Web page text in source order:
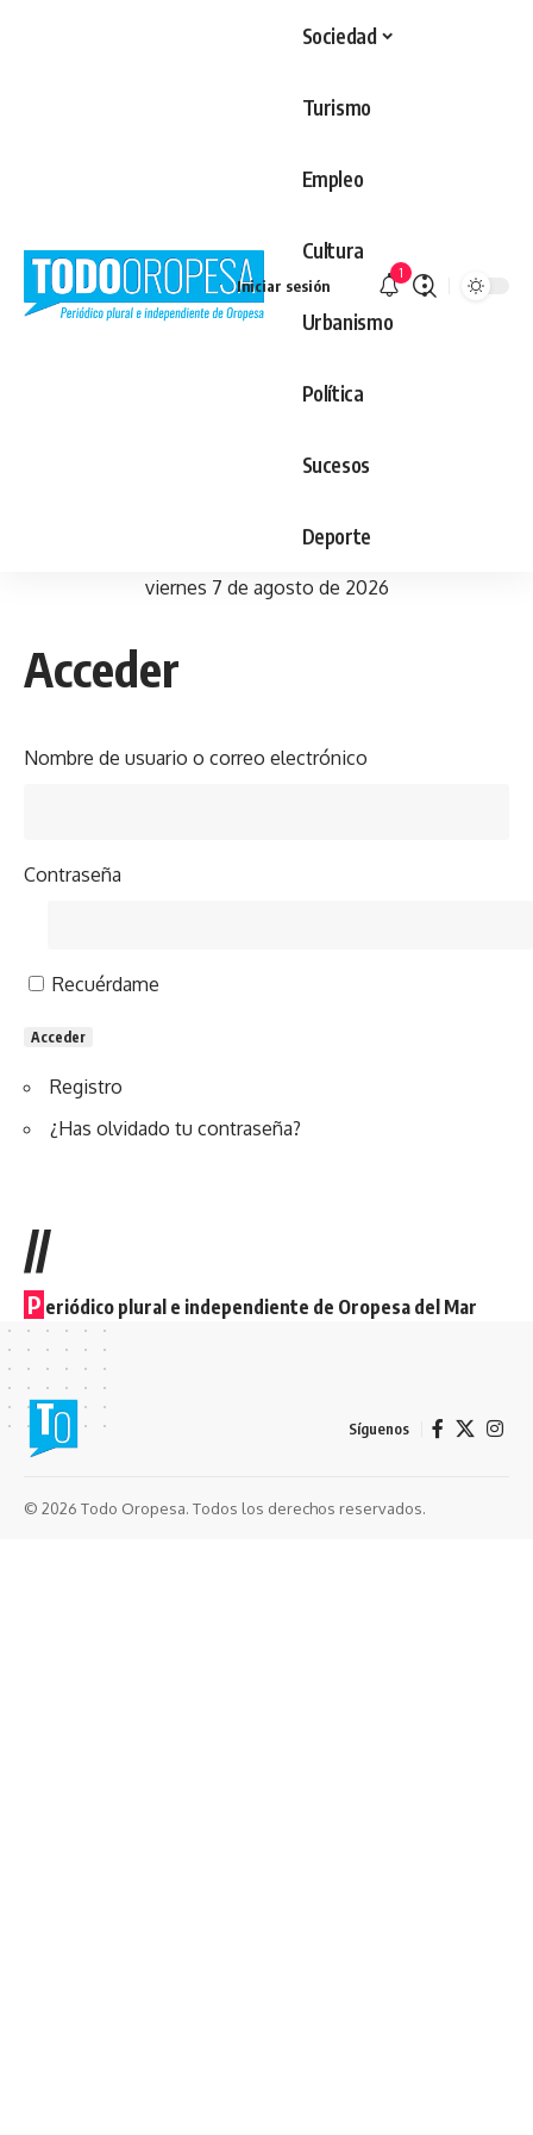
Sociedad
Turismo
Empleo
Cultura
Urbanismo
Política
Sucesos
Deporte
Iniciar sesión
1
viernes 7 de agosto de 2026
Acceder
Nombre de usuario o correo electrónico
Contraseña
Recuérdame
Acceder
Registro
¿Has olvidado tu contraseña?
//
P eriódico plural e independiente de Oropesa del Mar
Síguenos
© 2026 Todo Oropesa. Todos los derechos reservados.